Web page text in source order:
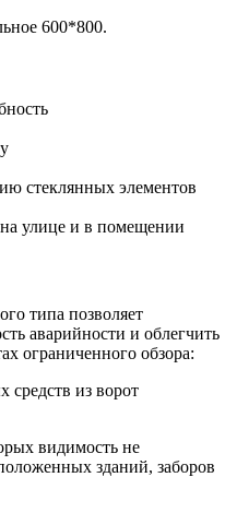
600*800.
стеклянных элементов
улице и в помещении
типа позволяет
аварийности и облегчить
ограниченного обзора:
средств из ворот
видимость не
зданий, заборов